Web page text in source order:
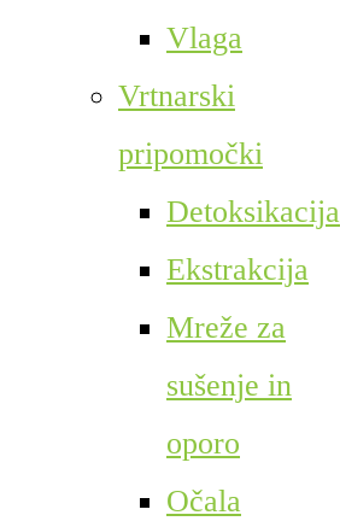
Vlaga
Vrtnarski
pripomočki
Detoksikacija
Ekstrakcija
Mreže za
sušenje in
oporo
Očala